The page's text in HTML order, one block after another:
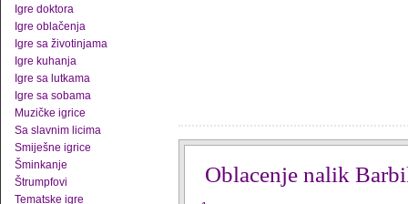
Igre doktora
Igre oblačenja
Igre sa životinjama
Igre kuhanja
Igre sa lutkama
Igre sa sobama
Muzičke igrice
Sa slavnim licima
Smiješne igrice
Šminkanje
Štrumpfovi
Tematske igre
Oblacenje nalik